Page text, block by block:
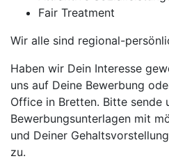
Fair Treatment
Wir alle sind regional-
Haben wir Dein Interesse
uns auf Deine Bewerbung
Office in Bretten. Bitte sende
Bewerbungsunterlagen mit
und Deiner
zu.